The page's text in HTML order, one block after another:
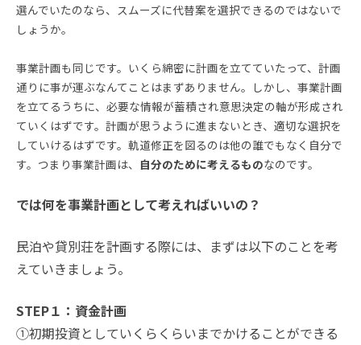
選んでいたのなら、スムーズに代替案を選択できるのではないで
しょうか。
事業計画も同じです。いくら綿密に計画を立てていたって、計画
通りに事が運ぶなんてことはまずありません。しかし、事業計画
を立てるうちに、必要な情報が蓄積され意思決定の軸が形成され
ていくはずです。計画が思うように進まないとき、適切な選択を
していけるはずです。軌道修正を図るのは他の誰でもなく自分で
す。つまり事業計画は、 自分のために考えるものなのです。
では何を事業計画として考えればいいの？
民泊や貸別荘を計画する際には、まずは以下のことを考
えていきましょう。
STEP１：資金計画
①初期投資としていくらくらいまでかけることができる